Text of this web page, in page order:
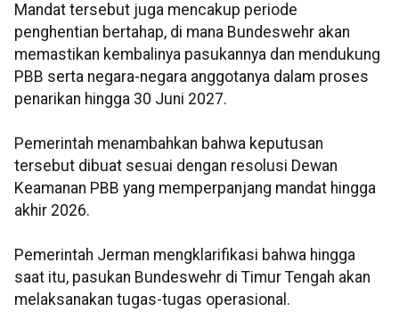
Mandat tersebut juga mencakup periode
penghentian bertahap, di mana Bundeswehr akan
memastikan kembalinya pasukannya dan mendukung
PBB serta negara-negara anggotanya dalam proses
penarikan hingga 30 Juni 2027.
Pemerintah menambahkan bahwa keputusan
tersebut dibuat sesuai dengan resolusi Dewan
Keamanan PBB yang memperpanjang mandat hingga
akhir 2026.
Pemerintah Jerman mengklarifikasi bahwa hingga
saat itu, pasukan Bundeswehr di Timur Tengah akan
melaksanakan tugas-tugas operasional.